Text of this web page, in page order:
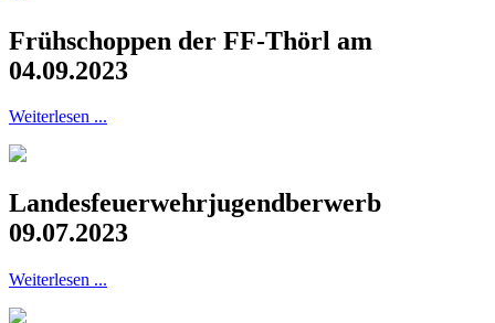
Frühschoppen der FF-Thörl am
04.09.2023
Weiterlesen ...
Landesfeuerwehrjugendberwerb
09.07.2023
Weiterlesen ...